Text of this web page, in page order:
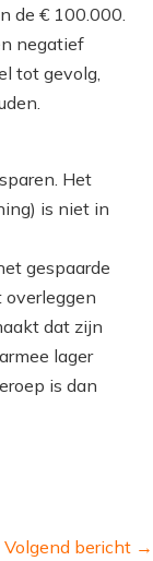
de € 100.000.
negatief
tot gevolg,
Het
is niet in
gespaarde
dat zijn
lager
is dan
Volgend bericht →